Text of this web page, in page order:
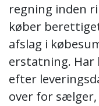
regning inden
køber
afslag i
erstatning. Har
efter
over for sælger,